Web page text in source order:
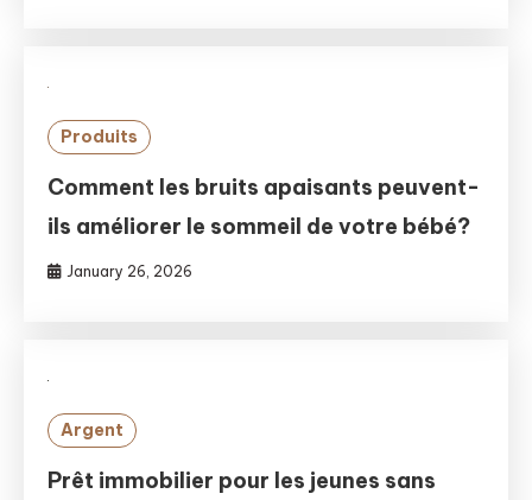
Produits
Comment les bruits apaisants peuvent-
ils améliorer le sommeil de votre bébé?
January 26, 2026
Argent
Prêt immobilier pour les jeunes sans